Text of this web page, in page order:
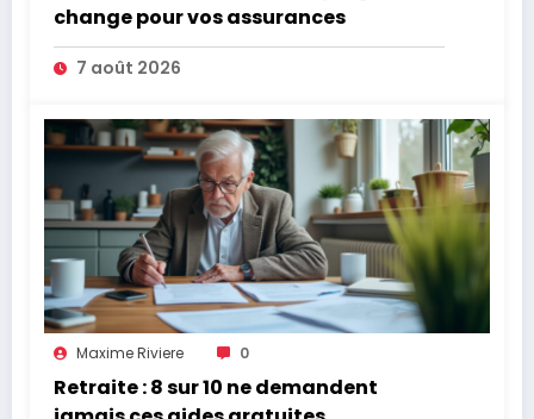
change pour vos assurances
7 août 2026
Maxime Riviere 0
Retraite : 8 sur 10 ne demandent